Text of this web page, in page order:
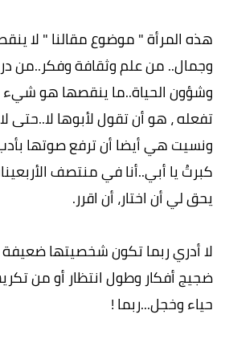
هذه المرأة " موضوع مقالنا " لا
وجمال.. من علم وثقافة وفكر..من
وشؤون الحياة..ما ينقصها هو شيء
تفعله ، هو أن تقول لأبوها لا..حتى
ونسيت هي أيضا أن ترفع صوتها
كبرتُ يا أبي..أنا في منتصف
يحق لي أن اختار، أن اقرر.
لا أدري ربما تكون شخصيتها
ضجيج أفكار وطول انتظار أو من
حياء وخجل...ربما !